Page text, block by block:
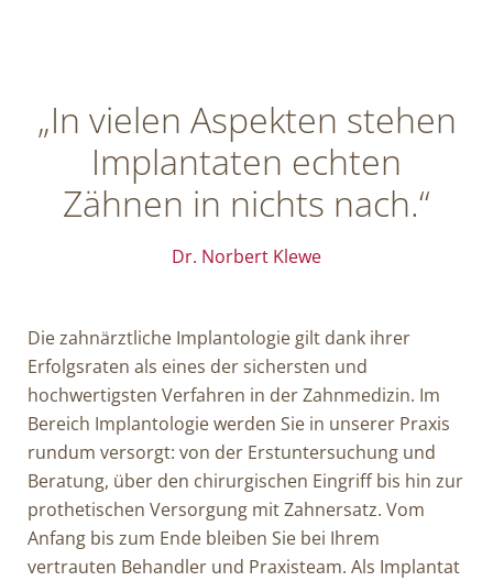
„In vielen Aspekten stehen
Implantaten echten
Zähnen in nichts nach.“
Dr. Norbert Klewe
Die zahnärztliche Implantologie gilt dank ihrer
Erfolgsraten als eines der sichersten und
hochwertigsten Verfahren in der Zahnmedizin. Im
Bereich Implantologie werden Sie in unserer Praxis
rundum versorgt: von der Erstuntersuchung und
Beratung, über den chirurgischen Eingriff bis hin zur
prothetischen Versorgung mit Zahnersatz. Vom
Anfang bis zum Ende bleiben Sie bei Ihrem
vertrauten Behandler und Praxisteam. Als Implantat